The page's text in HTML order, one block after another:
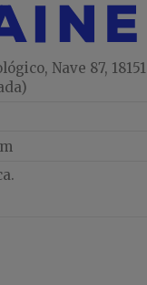
Nave 87, 18151